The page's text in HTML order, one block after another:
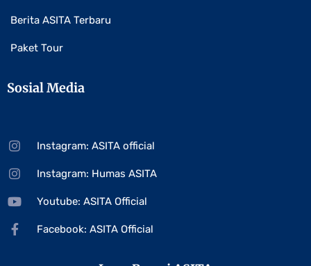
Berita ASITA Terbaru
Paket Tour
Sosial Media
Instagram: ASITA official
Instagram: Humas ASITA
Youtube: ASITA Official
Facebook: ASITA Official